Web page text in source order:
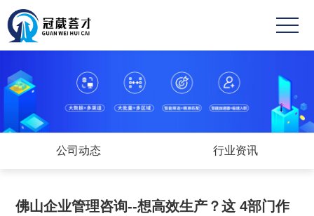
首
关
于
成
公司动态 行业资讯
佛山企业管理咨询--想高效生产？这 4部门作